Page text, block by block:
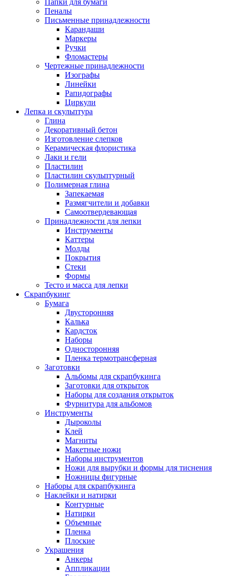
Папки для бумаги
Пеналы
Письменные принадлежности
Карандаши
Маркеры
Ручки
Фломастеры
Чертежные принадлежности
Изографы
Линейки
Рапидографы
Циркули
Лепка и скульптура
Глина
Декоративный бетон
Изготовление слепков
Керамическая флористика
Лаки и гели
Пластилин
Пластилин скульптурный
Полимерная глина
Запекаемая
Размягчители и добавки
Самоотвердевающая
Принадлежности для лепки
Инструменты
Каттеры
Молды
Покрытия
Стеки
Формы
Тесто и масса для лепки
Скрапбукинг
Бумага
Двусторонняя
Калька
Кардсток
Наборы
Односторонняя
Пленка термотрансферная
Заготовки
Альбомы для скрапбукинга
Заготовки для открыток
Наборы для создания открыток
Фурнитура для альбомов
Инструменты
Дыроколы
Клей
Магниты
Макетные ножи
Наборы инструментов
Ножи для вырубки и формы для тиснения
Ножницы фигурные
Наборы для скрапбукинга
Наклейки и натирки
Контурные
Натирки
Объемные
Пленка
Плоские
Украшения
Анкеры
Аппликации